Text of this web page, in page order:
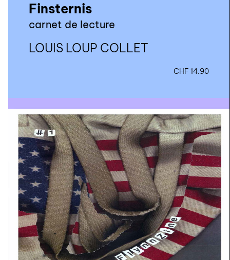
qui sommes-nous? ↓
sonar/genève
portraits
engagement durable
charte ia
nous contacter ↓
nous contacter
nous soutenir
nous trouver
diffusion/librairies
Finsternis
carnet de lecture
LOUIS LOUP COLLET
CHF 14.90